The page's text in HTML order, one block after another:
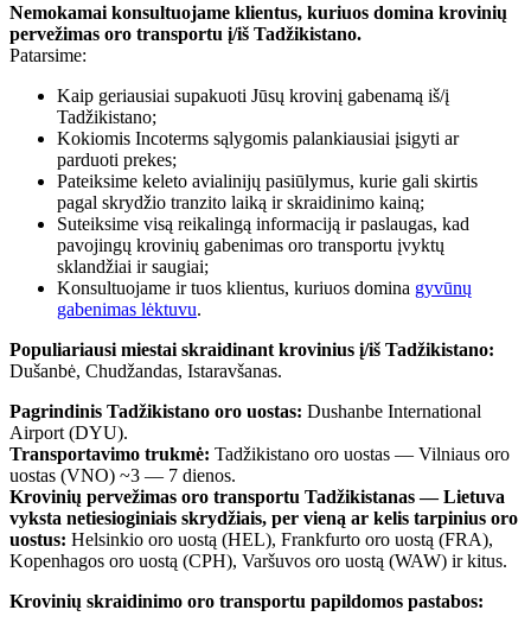
Nemokamai konsultuojame klientus, kuriuos domina krovinių
pervežimas oro transportu į/iš Tadžikistano.
Patarsime:
Kaip geriausiai supakuoti Jūsų krovinį gabenamą iš/į
Tadžikistano;
Kokiomis Incoterms sąlygomis palankiausiai įsigyti ar
parduoti prekes;
Pateiksime keleto avialinijų pasiūlymus, kurie gali skirtis
pagal skrydžio tranzito laiką ir skraidinimo kainą;
Suteiksime visą reikalingą informaciją ir paslaugas, kad
pavojingų krovinių gabenimas oro transportu įvyktų
sklandžiai ir saugiai;
Konsultuojame ir tuos klientus, kuriuos domina gyvūnų
gabenimas lėktuvu.
Populiariausi miestai skraidinant krovinius į/iš Tadžikistano:
Dušanbė, Chudžandas, Istaravšanas.
Pagrindinis Tadžikistano oro uostas: Dushanbe International
Airport (DYU).
Transportavimo trukmė: Tadžikistano oro uostas — Vilniaus oro
uostas (VNO) ~3 — 7 dienos.
Krovinių pervežimas oro transportu Tadžikistanas — Lietuva
vyksta netiesioginiais skrydžiais, per vieną ar kelis tarpinius oro
uostus: Helsinkio oro uostą (HEL), Frankfurto oro uostą (FRA),
Kopenhagos oro uostą (CPH), Varšuvos oro uostą (WAW) ir kitus.
Krovinių skraidinimo oro transportu papildomos pastabos: